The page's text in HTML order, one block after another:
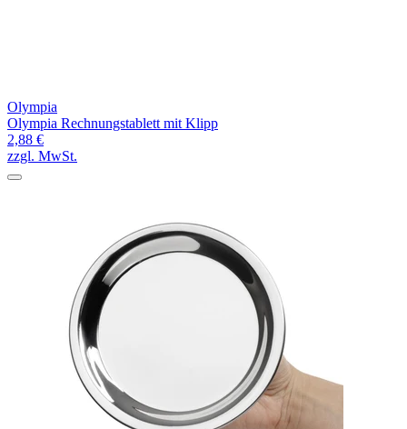
Olympia
Olympia Rechnungstablett mit Klipp
2,88 €
zzgl. MwSt.